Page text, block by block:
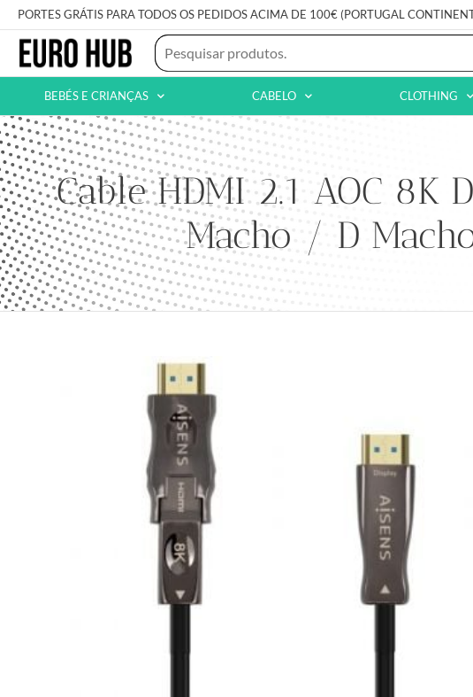
PORTES GRÁTIS PARA TODOS OS PEDIDOS ACIMA DE 100€ (PORTUGAL
BEBÉS E CRIANÇAS CABELO CLOTHING
Cable HDMI 2.1 AOC 8K
Macho / D